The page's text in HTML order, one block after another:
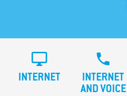

INTERNET

INTERNET
AND VOICE